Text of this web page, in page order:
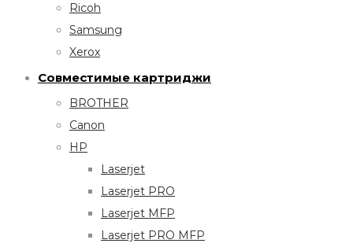
Ricoh
Samsung
Xerox
Совместимые картриджи
BROTHER
Canon
HP
Laserjet
Laserjet PRO
Laserjet MFP
Laserjet PRO MFP